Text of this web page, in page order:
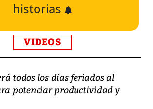
historias
VIDEOS
todos los días feriados al
potenciar productividad y